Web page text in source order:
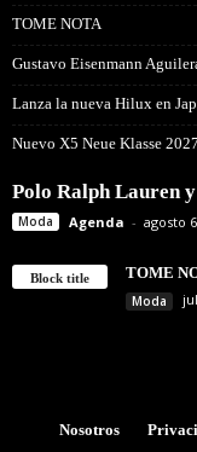
TOME NOTA
Gustavo Eisenmann
Lanza la nueva Hilux en
Nuevo X5 Neue Klasse
Block title
Polo Ralph Lauren
Moda Agenda - agosto
TOME
Moda
Nosotros